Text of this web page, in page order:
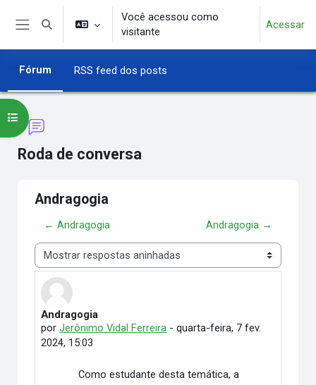
Ir para o conteúdo principal
Alternar entrada de pesquisa
Você acessou como
visitante
Acessar
Fórum RSS feed dos posts
Roda de conversa
Abrir índice do curso
Andragogia
← Andragogia Andragogia →
Modo de visualização
Andragogia
porJerônimo Vidal Ferreira -quarta-feira, 7 fev.
2024, 15:03
Número de respostas: 3
Como estudante desta temática, a